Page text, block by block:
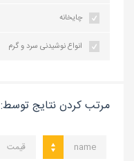
چایخانه
انواع نوشیدنی سرد و گرم
مرتب کردن نتایج توسط:
name قیمت